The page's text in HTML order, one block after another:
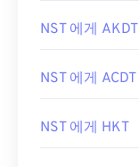
NST 에게 AKDT
NST 에게 ACDT
NST 에게 HKT